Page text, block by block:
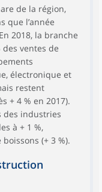
de la région,
que l’année
2018, la branche
ventes de
électronique et
restent
+ 4 % en 2017).
des industries
à + 1 %,
(+ 3 %).